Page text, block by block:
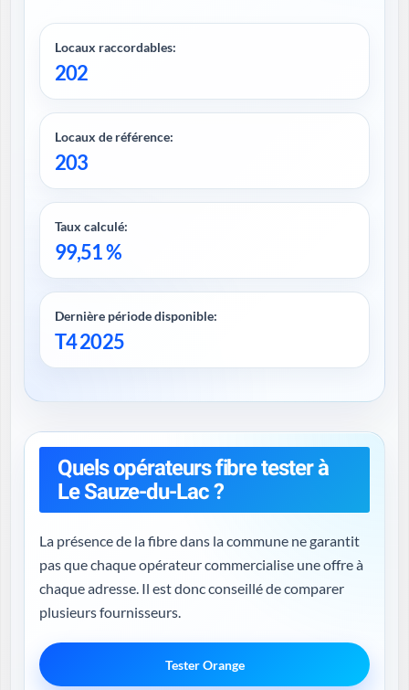
Locaux raccordables:
202
Locaux de référence:
203
Taux calculé:
99,51 %
Dernière période disponible:
T4 2025
Quels opérateurs fibre tester à
Le Sauze-du-Lac ?
La présence de la fibre dans la commune ne garantit
pas que chaque opérateur commercialise une offre à
chaque adresse. Il est donc conseillé de comparer
plusieurs fournisseurs.
Tester Orange